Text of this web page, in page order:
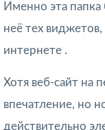
Именно эта
неё тех
интернете .
Хотя веб-сайт на
впечатление, но
действительно